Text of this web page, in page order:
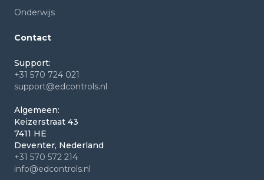
Onderwijs
Contact
Support:
+31 570 724 021
support@edcontrols.nl
Algemeen:
Keizerstraat 43
7411 HE
Deventer, Nederland
+31 570 572 214
info@edcontrols.nl